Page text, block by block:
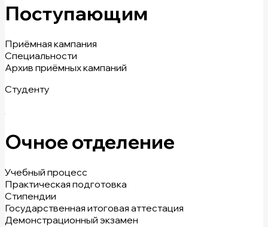
Поступающим
Приёмная кампания
Специальности
Архив приёмных кампаний
Студенту
Очное отделение
Учебный процесс
Практическая подготовка
Стипендии
Государственная итоговая аттестация
Демонстрационный экзамен